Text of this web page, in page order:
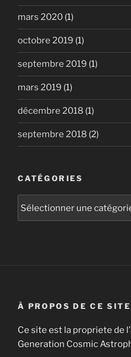
mars 2020 (1)
octobre 2019 (1)
septembre 2019 (1)
mars 2019 (1)
décembre 2018 (1)
septembre 2018 (2)
CATÉGORIES
À PROPOS DE CE SITE
Ce site est la propriete de
Generation Cosmic